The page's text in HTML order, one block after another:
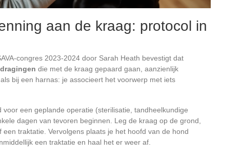
aan de kraag: protocol in
congres 2023-2024 door Sarah Heath bevestigt dat
die met de kraag gepaard gaan, aanzienlijk
bij een harnas: je associeert het voorwerp met iets
een geplande operatie (sterilisatie, tandheelkundige
dagen van tevoren beginnen. Leg de kraag op de grond,
traktatie. Vervolgens plaats je het hoofd van de hond
een traktatie en haal het er weer af.